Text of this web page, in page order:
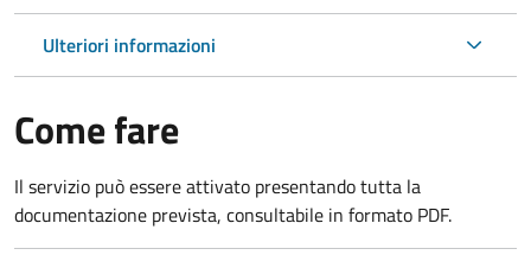
Ulteriori informazioni
Come fare
Il servizio può essere attivato presentando tutta la
documentazione prevista, consultabile in formato PDF.